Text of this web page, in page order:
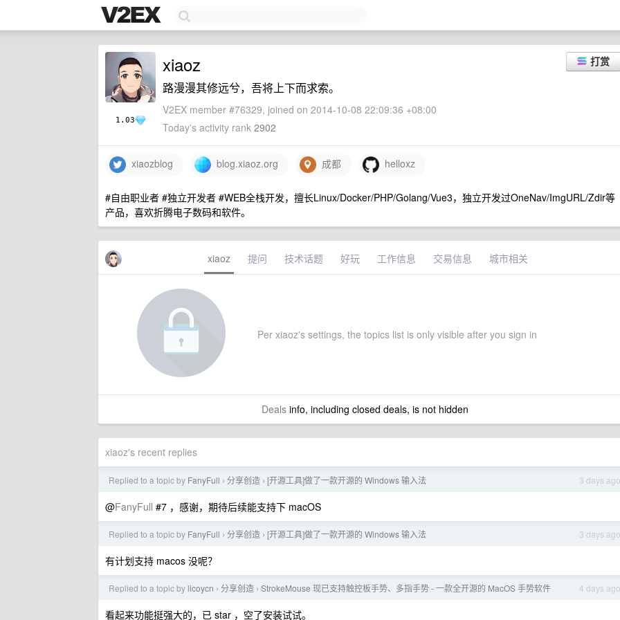
1.03
打赏
xiaoz
路漫漫其修远兮，吾将上下而求索。
V2EX member #76329, joined on 2014-10-08 22:09:36 +08:00
Today's activity rank 2902
xiaozblog blog.xiaoz.org 成都 helloxz
#自由职业者 #独立开发者 #WEB全栈开发，擅长Linux/Docker/PHP/Golang/Vue3，独立开发过OneNav/ImgURL/Zdir等
产品，喜欢折腾电子数码和软件。
xiaoz 提问 技术话题 好玩 工作信息 交易信息 城市相关
Per xiaoz's settings, the topics list is only visible after you sign in
Dealsinfo, including closed deals, is not hidden
xiaoz's recent replies
3 days ago
Replied to a topic by FanyFull › 分享创造 › [开源工具]做了一款开源的 Windows 输入法
@FanyFull #7 ，感谢，期待后续能支持下 macOS
3 days ago
Replied to a topic by FanyFull › 分享创造 › [开源工具]做了一款开源的 Windows 输入法
有计划支持 macos 没呢？
4 days ago
Replied to a topic by licoycn › 分享创造 › StrokeMouse 现已支持触控板手势、多指手势 - 一款全开源的 MacOS 手势软件
看起来功能挺强大的，已 star ，空了安装试试。